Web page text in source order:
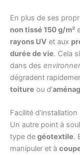
En plus de ses
non tissé 150 g/m²
rayons UV et aux
durée de vie. Cela
dans des
dégradent
toiture ou d’
Facilité d’installation
Un autre point à
type de géotextile.
manipuler et à